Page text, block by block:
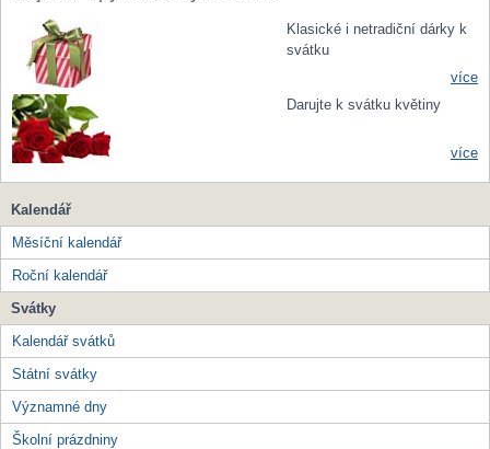
Klasické i netradiční dárky k
svátku
více
Darujte k svátku květiny
více
Kalendář
Měsíční kalendář
Roční kalendář
Svátky
Kalendář svátků
Státní svátky
Významné dny
Školní prázdniny